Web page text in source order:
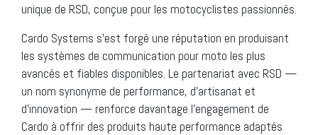
unique de RSD, conçue pour les motocyclistes passionnés.
Cardo Systems s’est forgé une réputation en produisant
les systèmes de communication pour moto les plus
avancés et fiables disponibles. Le partenariat avec RSD —
un nom synonyme de performance, d’artisanat et
d’innovation — renforce davantage l’engagement de
Cardo à offrir des produits haute performance adaptés